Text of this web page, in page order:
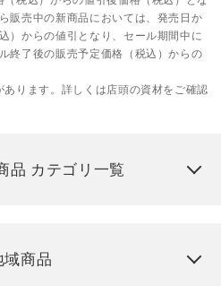
販売中の新商品においては、発売日か
）からの値引となり、セール期間中に
終了後の販売予定価格（税込）からの
ります。詳しくは店頭の資材をご確認
品 カテゴリ一覧
域商品